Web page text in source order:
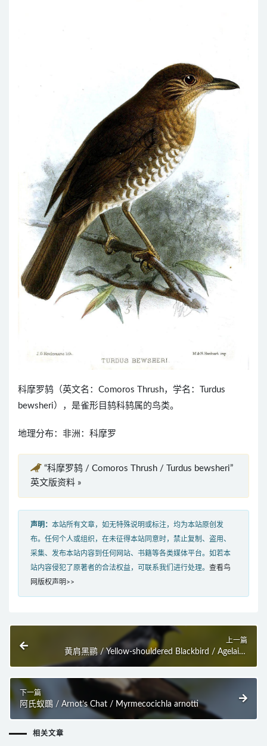
科摩罗鸫（英文名：Comoros Thrush，学名：Turdus
bewsheri），是雀形目鸫科鸫属的鸟类。
地理分布：非洲：科摩罗
“科摩罗鸫 / Comoros Thrush / Turdus bewsheri”
英文版资料 »
声明： 本站所有文章，如无特殊说明或标注，均为本站原创发
布。任何个人或组织，在未征得本站同意时，禁止复制、盗用、
采集、发布本站内容到任何网站、书籍等各类媒体平台。如若本
站内容侵犯了原著者的合法权益，可联系我们进行处理。 查看鸟
网版权声明>>
上一篇
黄肩黑鹂 / Yellow-shouldered Blackbird / Agelaius
下一篇
阿氏蚁䳭 / Arnot’s Chat / Myrmecocichla arnotti
相关文章